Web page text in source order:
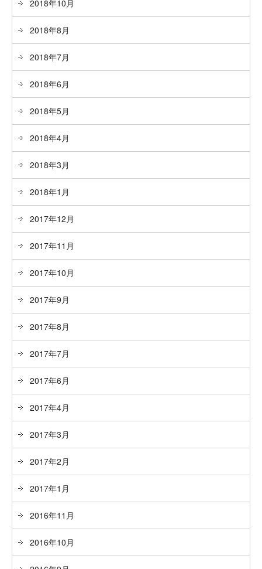
2018年10月
2018年8月
2018年7月
2018年6月
2018年5月
2018年4月
2018年3月
2018年1月
2017年12月
2017年11月
2017年10月
2017年9月
2017年8月
2017年7月
2017年6月
2017年4月
2017年3月
2017年2月
2017年1月
2016年11月
2016年10月